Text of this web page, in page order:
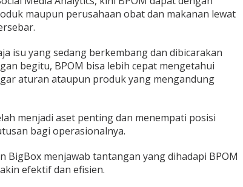
maupun perusahaan obat dan makanan lewat
isu yang sedang berkembang dan dibicarakan
begitu, BPOM bisa lebih cepat mengetahui
aturan ataupun produk yang mengandung
menjadi aset penting dan menempati posisi
bagi operasionalnya.
BigBox menjawab tantangan yang dihadapi BPOM
efektif dan efisien.